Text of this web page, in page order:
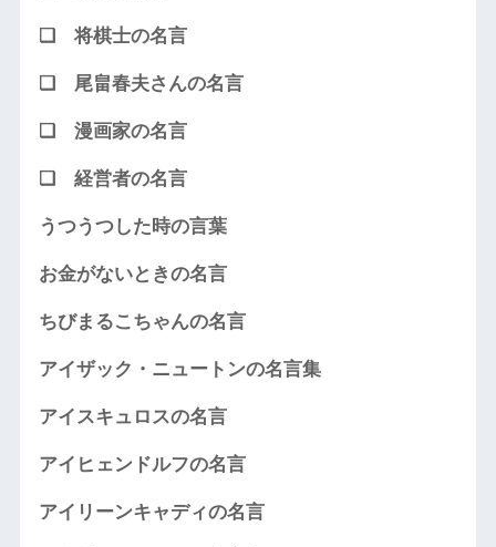
❏ 将棋士の名言
❏ 尾畠春夫さんの名言
❏ 漫画家の名言
❏ 経営者の名言
うつうつした時の言葉
お金がないときの名言
ちびまるこちゃんの名言
アイザック・ニュートンの名言集
アイスキュロスの名言
アイヒェンドルフの名言
アイリーンキャディの名言